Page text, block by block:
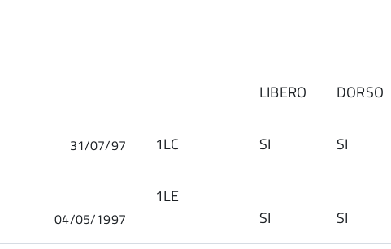
LIBERO DORSO
31/07/97 1LC SI SI
04/05/1997
1LE
SI
SI